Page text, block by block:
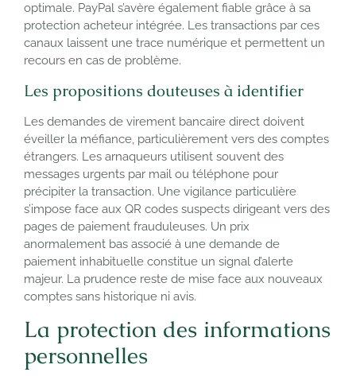
optimale. PayPal s’avère également fiable grâce à sa
protection acheteur intégrée. Les transactions par ces
canaux laissent une trace numérique et permettent un
recours en cas de problème.
Les propositions douteuses à identifier
Les demandes de virement bancaire direct doivent
éveiller la méfiance, particulièrement vers des comptes
étrangers. Les arnaqueurs utilisent souvent des
messages urgents par mail ou téléphone pour
précipiter la transaction. Une vigilance particulière
s’impose face aux QR codes suspects dirigeant vers des
pages de paiement frauduleuses. Un prix
anormalement bas associé à une demande de
paiement inhabituelle constitue un signal d’alerte
majeur. La prudence reste de mise face aux nouveaux
comptes sans historique ni avis.
La protection des informations
personnelles